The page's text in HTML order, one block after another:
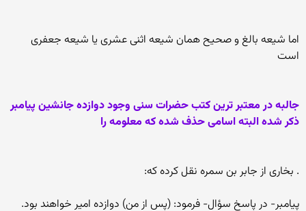
اما شیعه بالغ و صحیح همان شیعه اثنی عشری یا شیعه جعفری
است
جالبه در معتبر ترین کتب حضرات سنی وجود دوازده جانشین پیامبر
ذکر شده البته اسامی حذف شده که معلومه را
. بخاری از جابر بن سمره نقل کرده که:
پیامبر- در پاسخ سؤال- فرمود: (پس از من) دوازده امیر خواهند بود.